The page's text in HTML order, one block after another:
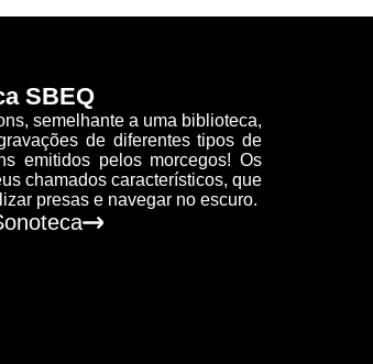
SBEQ
semelhante a uma biblioteca,
de diferentes tipos de
emitidos pelos morcegos! Os
chamados característicos, que
presas e navegar no escuro.